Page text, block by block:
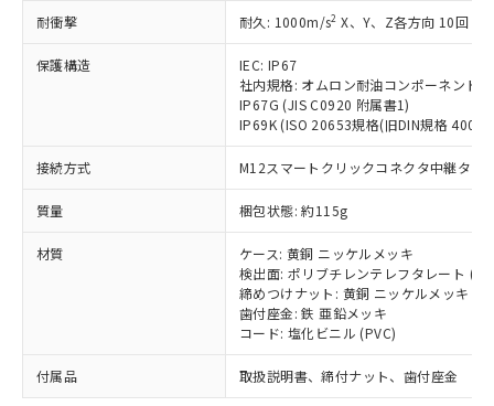
耐衝撃 耐久: 1000m/s2 X、Y、Z各方向 10回
保護構造
IEC: IP67
社内規格: オムロン耐油コンポーネント
IP67G (JIS C0920 附属書1)
IP69K (ISO 20653規格(旧DIN規格
接続方式 M12スマートクリックコネクタ中継タイ
質量 梱包状態: 約115g
材質
ケース: 黄銅 ニッケルメッキ
検出面: ポリブチレンテレフタレート
締めつけナット: 黄銅 ニッケルメッキ
歯付座金: 鉄 亜鉛メッキ
コード: 塩化ビニル (PVC)
付属品 取扱説明書、締付ナット、歯付座金
タに基づき作成されるものであり、閲
覧された時点での実際の在庫および標
準価格とは異なる場合があることをご
了承ください。
正式な納期状況および標準価格はお客
様のお取引先、またはお客様担当のオ
ムロン制御機器販売店・当社販売員に
ご相談ください。
オムロン制御機器販売店や当社販売拠
販売ネットワーク
」をご確認
在庫状況および標準価格結果を当社の
事前の承諾なく第三者に漏洩または開
示しないようお願いします。
マイパーツ機能（部品リスト作成サー
ビス）をご利用いただくには、I-Web
メンバーズにご登録されている必要が
鉛(Pb) 1000ppm以下、 水銀(Hg) 1000ppm以下、 カド
ミウム(Cd) 100ppm以下、
六価クロム(Cr(Ⅵ)) 1000ppm以下、ポリ臭化ビフェニル
類(PBB) 1000ppm以下、ポリ臭化ジフェニルエーテル類
(PBDE) 1000ppm以下、フタル酸ビス(2-エチルヘキシ
ル) (DEHP)(別名：DOP) 1000ppm以下、フタル酸ブチ
ルベンジル（BBP） 1000ppm以下、フタル酸ジブチル
（DBP） 1000ppm以下、フタル酸ジイソブチル
(DIBP) 1000ppm以下
但し、RoHS指令で産業用監視および制御機器に対する
フタル酸エステル類の４物質については閾値を超える意
部品在庫の切り替え状況などにより、予定
月が前後することがあります。
*中国RoHS10物質の基準値 (GB/T26572)：
Pb(鉛) :1000ppm、 Hg(水銀) : 1000ppm、 Cd(カドミウ
ム) : 100ppm、
Cr(Ⅵ)(六価クロム) : 1000ppm、 PBBs(ポリ臭化ビフェ
ニル類) : 1000ppm、 PBDEs(ポリ臭化ジフェニルエーテ
DBP(フタル酸ジブチル) : 1000ppm、 DIBP(フタル酸ジ
イソブチル) : 1000ppm、 BBP(フタル酸ブチルベンジ
ル) : 1000ppm、
※2 環境保護使用期限
「ｅ」：有害物質（10物質）のすべてが基
準値以下であることを示します。
「10」：通常の使用状況下において有害物
質が外部に漏えいし、環境に深刻な影響を
及ぼさない年数を意味します。
または国外への提供する場合は、日本
国政府の輸出許可(または役務取引許
可)を取得するなどの必要な手続きを
当社は規制貨物を破棄する場合は、完
全に破砕するなど、違法に輸出されな
当社は貴社製品を、核兵器、ミサイ
ル、化学兵器、生物兵器またはその他
武器並びにこれらの製造装置等に一切
使用いたしません。
当社は、貴社製品を第三者に販売する
場合は、上記1、2および3の内容を当
該第三者に通知します。また当社は、
販売先および販売に係わる関係者が違
法に輸出するおそれがある場合は、取
り引きをいたしません。
一定数以上の在庫あり
一定数には満たないが在庫あり
在庫なし(最新の在庫状況につ
いては、お客様のお取引先、ま
たはお客様担当のオムロン制御
機器販売店・当社販売員にご確
認ください)
受注生産機種、また在庫状況の
情報を公開していない機種